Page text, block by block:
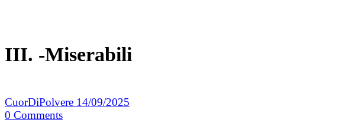
III. -Miserabili
CuorDiPolvere 14/09/2025
0 Comments